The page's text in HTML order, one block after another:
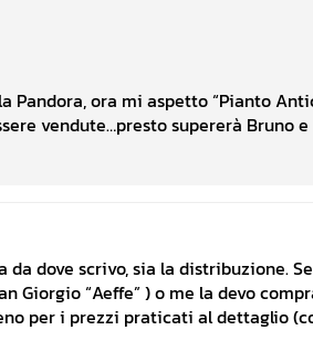
ora mi aspetto “Pianto
vendute…presto supererà Bruno
dove scrivo, sia la distribuzione.
Giorgio “Aeffe” ) o me la devo
per i prezzi praticati al dettaglio